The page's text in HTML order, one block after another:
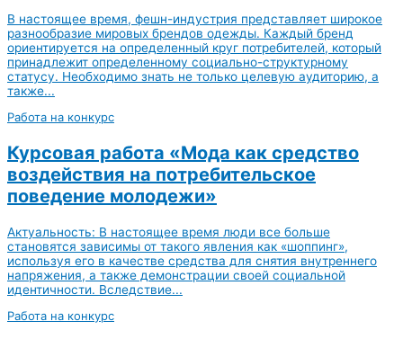
В настоящее время, фешн-индустрия представляет широкое
разнообразие мировых брендов одежды. Каждый бренд
ориентируется на определенный круг потребителей, который
принадлежит определенному социально-структурному
статусу. Необходимо знать не только целевую аудиторию, а
также...
Работа на конкурс
Курсовая работа «Мода как средство
воздействия на потребительское
поведение молодежи»
Актуальность: В настоящее время люди все больше
становятся зависимы от такого явления как «шоппинг»,
используя его в качестве средства для снятия внутреннего
напряжения, а также демонстрации своей социальной
идентичности. Вследствие...
Работа на конкурс